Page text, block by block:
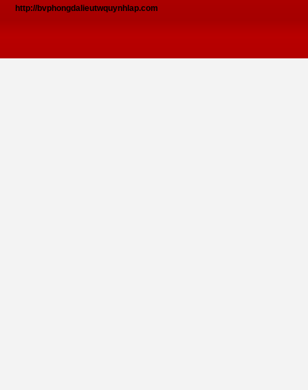
http://bvphongdalieutwquynhlap.com